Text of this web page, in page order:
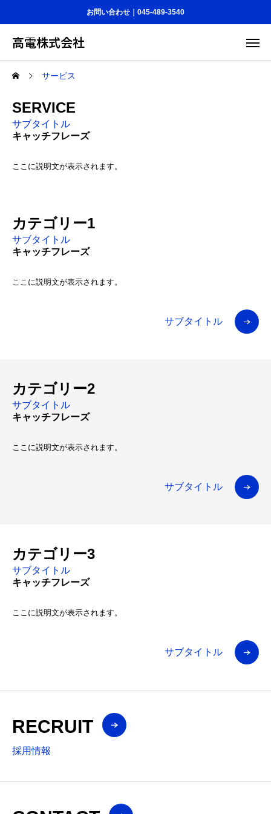
お問い合わせ｜045-489-3540
高電株式会社
サービス
SERVICE
サブタイトル
キャッチフレーズ
ここに説明文が表示されます。
カテゴリー1
サブタイトル
キャッチフレーズ
ここに説明文が表示されます。
サブタイトル
カテゴリー2
サブタイトル
キャッチフレーズ
ここに説明文が表示されます。
サブタイトル
カテゴリー3
サブタイトル
キャッチフレーズ
ここに説明文が表示されます。
サブタイトル
RECRUIT
採用情報